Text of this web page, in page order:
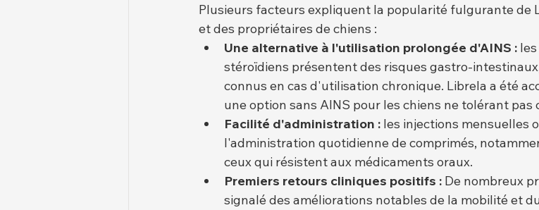
Plusieurs facteurs expliquent la popularité fulgurante de
et des propriétaires de chiens :
Une alternative à l'utilisation prolongée d'AINS :
stéroïdiens présentent des risques gastro-
connus en cas d'utilisation chronique. Librela a été
une option sans AINS pour les chiens ne tolérant pas
Facilité d'administration : les injections mensuelles
l'administration quotidienne de comprimés,
ceux qui résistent aux médicaments oraux.
Premiers retours cliniques positifs : De nombreux
signalé des améliorations notables de la mobilité et